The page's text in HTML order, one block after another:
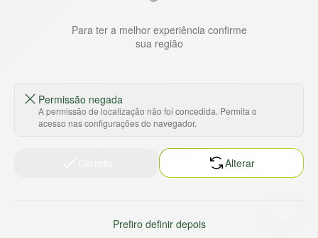
HORTUS COMERCIO DE ALIMENTOS S.A
CNPJ: 09.000.493/0002-15
Ajuda e Suporte
Trabalhe conosco
Termos e políticas
Política de reembolso
Para ter a melhor experiência confirme
sua região
Permissão negada
A permissão de localização não foi concedida. Permita o
acesso nas configurações do navegador.
Alterar
Prefiro definir depois